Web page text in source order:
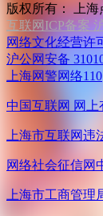
版权所有：
上海
互联网ICP备案
网络文化经营许
沪公网安备
上海网警网络110
中国互联网 网上
上海市互联网违
网络社会征信网
上海市工商管理